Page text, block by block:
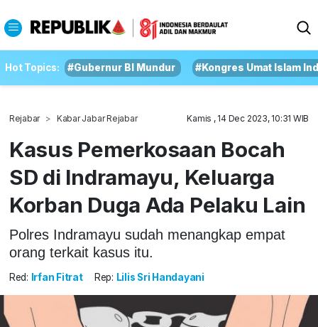
Hot Topics: #Gubernur BI Mundur #Kongres Umat Islam
Rejabar Kabar Jabar Rejabar Kamis , 14 Dec 2023, 10:31 WIB
Kasus Pemerkosaan Bocah
SD di Indramayu, Keluarga
Korban Duga Ada Pelaku Lain
Polres Indramayu sudah menangkap empat
orang terkait kasus itu.
Red: Irfan Fitrat Rep: Lilis Sri Handayani